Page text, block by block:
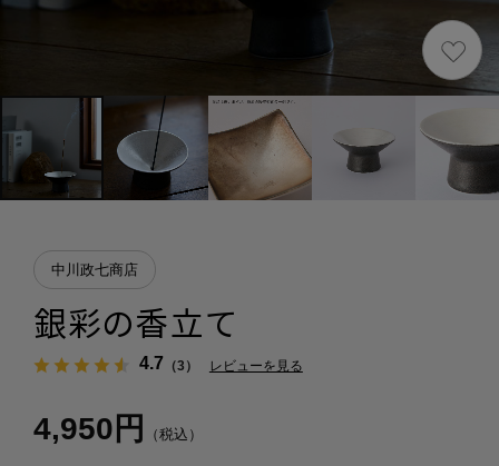
中川政七商店
銀彩の香立て
4.7 （3） レビューを見る
4,950円 （税込）